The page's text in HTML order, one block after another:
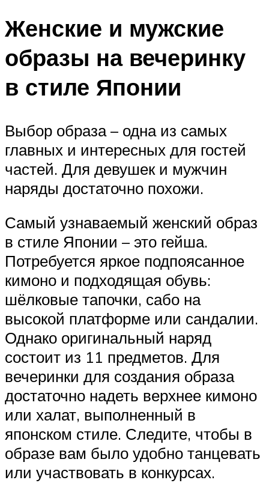
Женские и мужские
образы на вечеринку
в стиле Японии
Выбор образа – одна из самых
главных и интересных для гостей
частей. Для девушек и мужчин
наряды достаточно похожи.
Самый узнаваемый женский образ
в стиле Японии – это гейша.
Потребуется яркое подпоясанное
кимоно и подходящая обувь:
шёлковые тапочки, сабо на
высокой платформе или сандалии.
Однако оригинальный наряд
состоит из 11 предметов. Для
вечеринки для создания образа
достаточно надеть верхнее кимоно
или халат, выполненный в
японском стиле. Следите, чтобы в
образе вам было удобно танцевать
или участвовать в конкурсах.